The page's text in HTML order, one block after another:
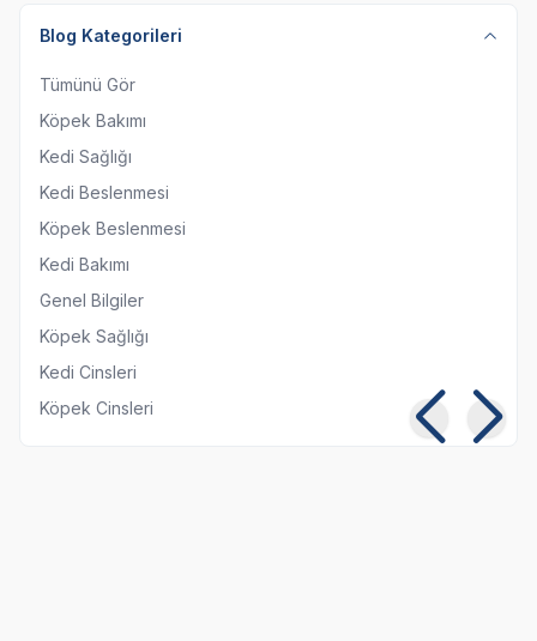
Blog Kategorileri
Tümünü Gör
Köpek Bakımı
Kedi Sağlığı
Kedi Beslenmesi
Köpek Beslenmesi
Kedi Bakımı
Genel Bilgiler
Köpek Sağlığı
Kedi Cinsleri
Köpek Cinsleri